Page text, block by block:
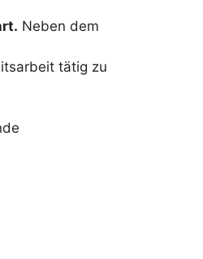
Neben dem
tätig zu